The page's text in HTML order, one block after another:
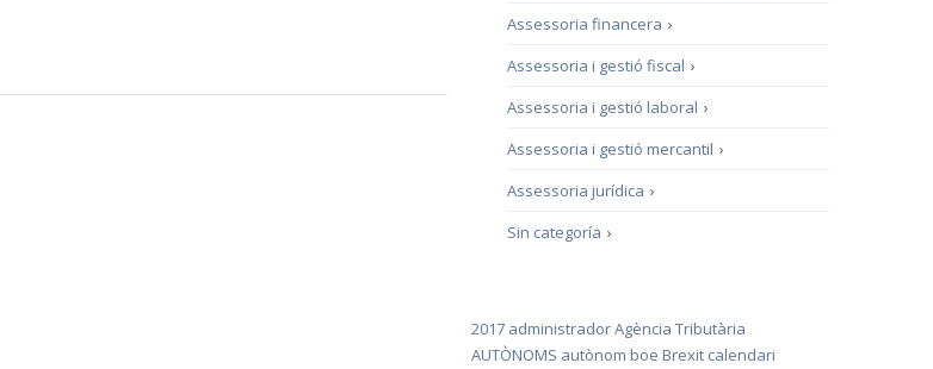
›
Assessoria financera
›
Assessoria i gestió fiscal
›
Assessoria i gestió laboral
›
Assessoria i gestió mercantil
›
Assessoria jurídica
›
Sin categoría
2017 administradorAgència Tributària
AUTÒNOMS autònom boe Brexit calendari